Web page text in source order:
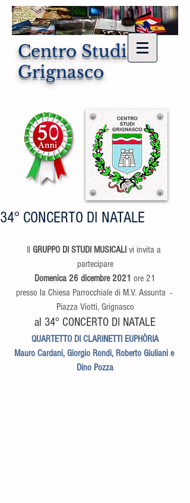
Centro Studi di
Grignasco
34° CONCERTO DI NATALE
Il GRUPPO DI STUDI MUSICALI vi invita a
partecipare
Domenica 26 dicembre 2021 ore 21
presso la Chiesa Parrocchiale di M.V. Assunta  -
Piazza Viotti, Grignasco
al 34° CONCERTO DI NATALE
QUARTETTO DI CLARINETTI EUPHÒRIA
Mauro Cardani, Giorgio Rondi, Roberto Giuliani e
Dino Pozza